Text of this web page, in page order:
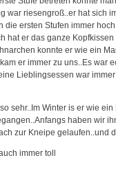
war riesengroß..er hat sich
die ersten Stufen immer
hat er das ganze
konnte er wie ein
er immer zu uns..Es war
Lieblingsessen war
sehr..Im Winter is er wie
haben wir
zur Kneipe gelaufen..und
immer toll